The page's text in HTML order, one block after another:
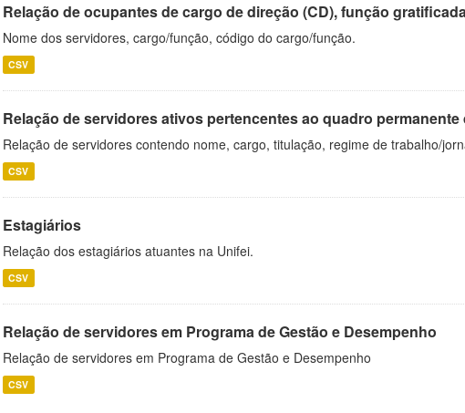
Relação de ocupantes de cargo de direção (CD), função
Nome dos servidores, cargo/função, código do cargo/função.
CSV
Relação de servidores ativos pertencentes ao quadro permanente
Relação de servidores contendo nome, cargo, titulação, regime de trabalho/
CSV
Estagiários
Relação dos estagiários atuantes na Unifei.
CSV
Relação de servidores em Programa de Gestão e Desempenho
Relação de servidores em Programa de Gestão e Desempenho
CSV